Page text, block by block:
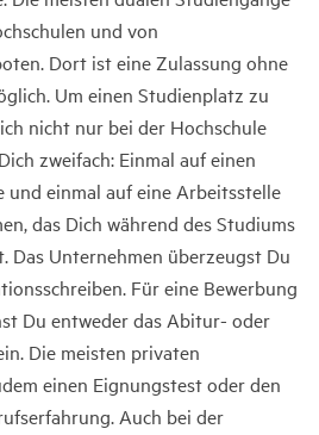
und von
Dort ist eine Zulassung ohne
Um einen Studienplatz zu
nicht nur bei der Hochschule
zweifach: Einmal auf einen
und einmal auf eine Arbeitsstelle
das Dich während des Studiums
Das Unternehmen überzeugst Du
Für eine Bewerbung
Du entweder das Abitur- oder
Die meisten privaten
einen Eignungstest oder den
Auch bei der